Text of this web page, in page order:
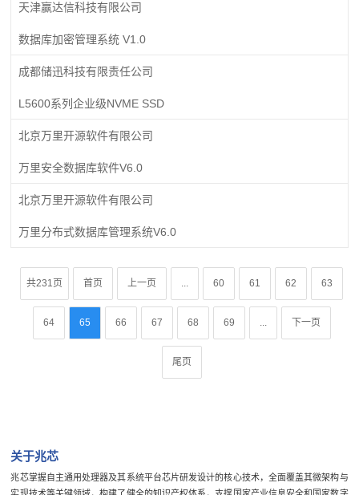
天津赢达信科技有限公司
数据库加密管理系统 V1.0
成都储迅科技有限责任公司
L5600系列企业级NVME SSD
北京万里开源软件有限公司
万里安全数据库软件V6.0
北京万里开源软件有限公司
万里分布式数据库管理系统V6.0
共231页 首页 上一页 60 61 62 63
64 65 66 67 68 69 下一页
尾页
关于兆芯
兆芯掌握自主通用处理器及其系统平台芯片研发设计的核心技术，全面覆盖其微架构与